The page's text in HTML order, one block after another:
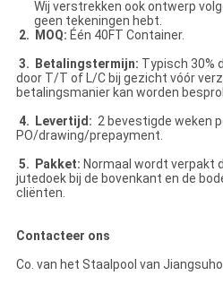
Wij verstrekken ook ontwerp
geen tekeningen hebt.
2. MOQ: Één 40FT Container.
3. Betalingstermijn: Typisch 30%
door T/T of L/C bij gezicht vóór
betalingsmanier kan worden
4. Levertijd: 2 bevestigde weken
PO/drawing/prepayment.
5. Pakket: Normaal wordt verpakt
jutedoek bij de bovenkant en de
cliënten.
Contacteer ons
Co. van het Staalpool van